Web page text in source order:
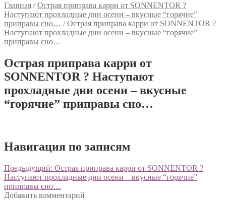
Главная /Острая приправа карри от SONNENTOR ?
Наступают прохладные дни осени – вкусные “горячие”
приправы сно… /Острая приправа карри от SONNENTOR ?
Наступают прохладные дни осени – вкусные “горячие”
приправы сно…
Острая приправа карри от
SONNENTOR ? Наступают
прохладные дни осени – вкусные
“горячие” приправы сно…
Навигация по записям
Предыдущий: Острая приправа карри от SONNENTOR ?
Наступают прохладные дни осени – вкусные “горячие”
приправы сно…
Добавить комментарий